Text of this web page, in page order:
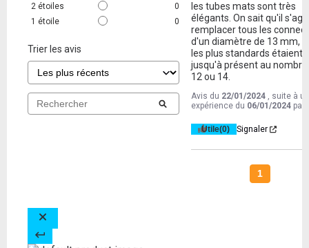
2 étoiles
0
1 étoile 0
Trier les avis
les tubes mats sont très
élégants. On sait qu'il
remplacer tous les
d'un diamètre de 13 mm,
les plus standards étaient
jusqu'à présent au
12 ou 14.
Avis du 22/01/2024 , suite à
expérience du 06/01/2024 par
Utile(0) Signaler
1